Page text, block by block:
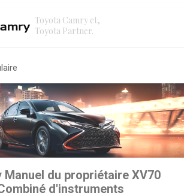
Toyota Camry et,
Toyota Partner.
Manuel du propriétaire XV70
d'instruments